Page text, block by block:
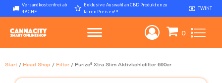
Versandkostenfrei ab
49 CHF
Exklusive Auswahl an CBD Produkten zu
fairen Preisen!!!
TWINT
Start / Head Shop / Filter / Purize® Xtra Slim Aktivkohlefilter 690er